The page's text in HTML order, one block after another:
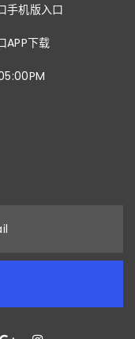
手机版入口
APP下载